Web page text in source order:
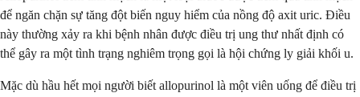
để ngăn chặn sự tăng đột biến nguy hiểm của nồng độ axit uric. Điều
này thường xảy ra khi bệnh nhân được điều trị ung thư nhất định có
thể gây ra một tình trạng nghiêm trọng gọi là hội chứng ly giải khối u.
Mặc dù hầu hết mọi người biết allopurinol là một viên uống để điều trị